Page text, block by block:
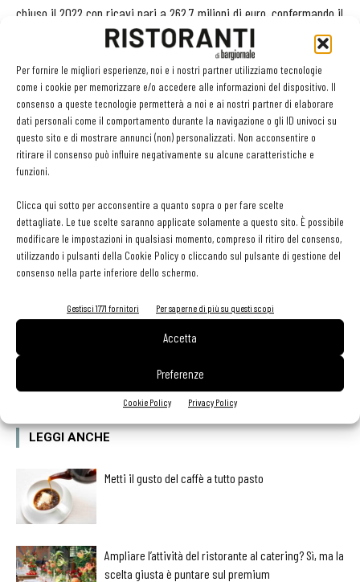
Per fornire le migliori esperienze, noi e i nostri partner utilizziamo tecnologie
come i cookie per memorizzare e/o accedere alle informazioni del dispositivo. Il
consenso a queste tecnologie permetterà a noi e ai nostri partner di elaborare
dati personali come il comportamento durante la navigazione o gli ID univoci su
questo sito e di mostrare annunci (non) personalizzati. Non acconsentire o
ritirare il consenso può influire negativamente su alcune caratteristiche e
funzioni.
Clicca qui sotto per acconsentire a quanto sopra o per fare scelte
dettagliate. Le tue scelte saranno applicate solamente a questo sito. È possibile
modificare le impostazioni in qualsiasi momento, compreso il ritiro del consenso,
utilizzando i pulsanti della Cookie Policy o cliccando sul pulsante di gestione del
consenso nella parte inferiore dello schermo.
Gestisci 1771 fornitori Per saperne di più su questi scopi
Accetta
Preferenze
Cookie Policy Privacy Policy
chiuso il 2022 con ricavi pari a 262,7 milioni di euro, confermando il
monoporzionato come prodotto principale e con una crescita nel
canale Gdo del +36,1% a valore, significativamente superiore alla
media del canale (+9,6 per cento).
Sempre a doppia cifra è continuata la crescita nell’e-commerce e
in ultimo si è ulteriormente consolidata la presenza nel canale
specializzato, rappresentato dai
crescita del 22%.
caffè espresso
LEGGI ANCHE
Metti il gusto del caffè a tutto pasto
Ampliare l’attività del ristorante al catering? Sì, ma la
scelta giusta è puntare sul premium